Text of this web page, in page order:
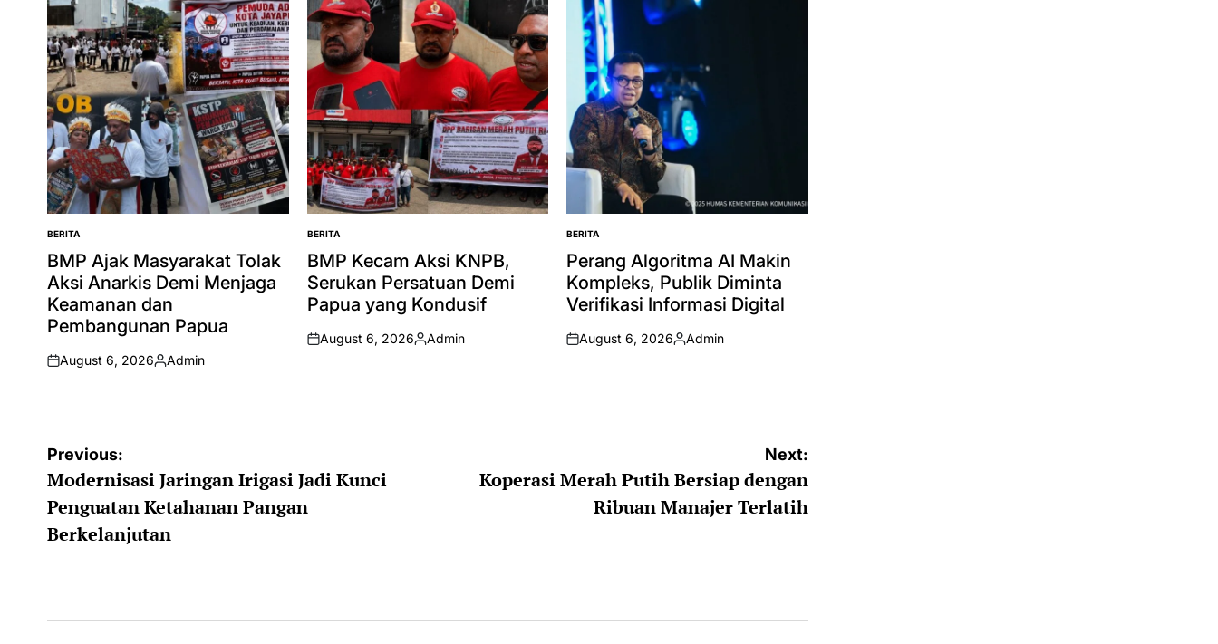
POSTED
IN
BERITA
BMP Ajak Masyarakat Tolak
Aksi Anarkis Demi Menjaga
Keamanan dan
Pembangunan Papua
on
August 6, 2026
Posted
Admin
POSTED
IN
BERITA
BMP Kecam Aksi KNPB,
Serukan Persatuan Demi
Papua yang Kondusif
on
August 6, 2026
Posted
Admin
POSTED
IN
BERITA
Perang Algoritma AI Makin
Kompleks, Publik Diminta
Verifikasi Informasi Digital
on
August 6, 2026
Posted
Admin
Post
navigation
Previous:
Modernisasi Jaringan Irigasi Jadi Kunci
Penguatan Ketahanan Pangan
Berkelanjutan
Next:
Koperasi Merah Putih Bersiap dengan
Ribuan Manajer Terlatih